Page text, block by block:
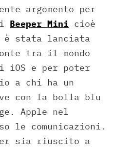
argomento per
Beeper Mini cioè
è stata lanciata
tra il mondo
iOS e per poter
a chi ha un
con la bolla blu
Apple nel
le comunicazioni.
sia riuscito a